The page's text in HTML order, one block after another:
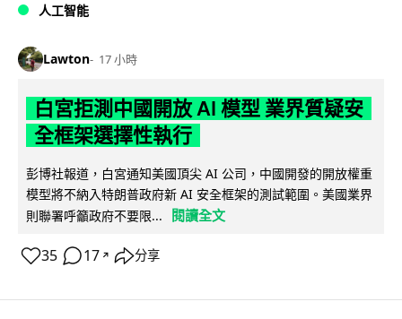
人工智能
Lawton 17 小時
白宮拒測中國開放 AI 模型 業界質疑安
全框架選擇性執行
彭博社報道，白宮通知美國頂尖 AI 公司，中國開發的開放權重
模型將不納入特朗普政府新 AI 安全框架的測試範圍。美國業界
則聯署呼籲政府不要限...
閱讀全文
35 17 ↗ 分享